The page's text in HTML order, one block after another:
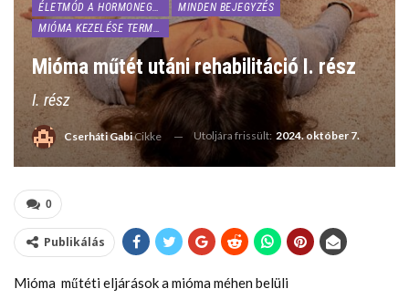
ÉLETMÓD A HORMONEGYENSÚLYÉRT
MINDEN BEJEGYZÉS
MIÓMA KEZELÉSE TERMÉSZETESEN
Mióma műtét utáni rehabilitáció I. rész
I. rész
Cserháti GabiCikke Utoljára frissült: 2024. október 7.
0
Publikálás
Mióma műtéti eljárások a mióma méhen belüli